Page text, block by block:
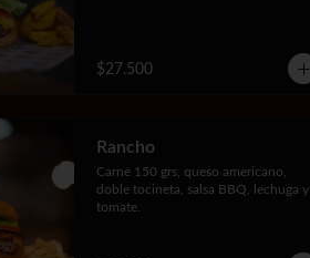
$27.500
Rancho
Carne 150 grs, queso americano,
doble tocineta, salsa BBQ, lechuga y
tomate.